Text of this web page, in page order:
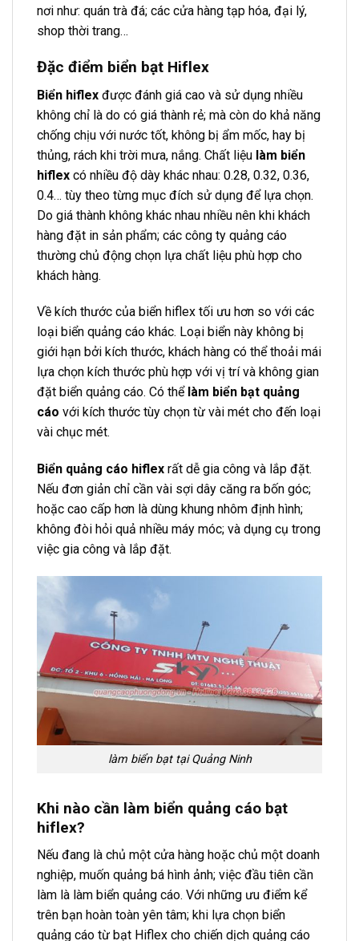
nơi như: quán trà đá; các cửa hàng tạp hóa, đại lý,
shop thời trang…
Đặc điểm biển bạt Hiflex
Biển hiflex được đánh giá cao và sử dụng nhiều
không chỉ là do có giá thành rẻ; mà còn do khả năng
chống chịu với nước tốt, không bị ẩm mốc, hay bị
thủng, rách khi trời mưa, nắng. Chất liệu làm biển
hiflex có nhiều độ dày khác nhau: 0.28, 0.32, 0.36,
0.4… tùy theo từng mục đích sử dụng để lựa chọn.
Do giá thành không khác nhau nhiều nên khi khách
hàng đặt in sản phẩm; các công ty quảng cáo
thường chủ động chọn lựa chất liệu phù hợp cho
khách hàng.
Về kích thước của biển hiflex tối ưu hơn so với các
loại biển quảng cáo khác. Loại biển này không bị
giới hạn bởi kích thước, khách hàng có thể thoải mái
lựa chọn kích thước phù hợp với vị trí và không gian
đặt biển quảng cáo. Có thể làm biển bạt quảng
cáo với kích thước tùy chọn từ vài mét cho đến loại
vài chục mét.
Biển quảng cáo hiflex rất dễ gia công và lắp đặt.
Nếu đơn giản chỉ cần vài sợi dây căng ra bốn góc;
hoặc cao cấp hơn là dùng khung nhôm định hình;
không đòi hỏi quả nhiều máy móc; và dụng cụ trong
việc gia công và lắp đặt.
làm biển bạt tại Quảng Ninh
Khi nào cần làm biển quảng cáo bạt
hiflex?
Nếu đang là chủ một cửa hàng hoặc chủ một doanh
nghiệp, muốn quảng bá hình ảnh; việc đầu tiên cần
làm là làm biển quảng cáo. Với những ưu điểm kể
trên bạn hoàn toàn yên tâm; khi lựa chọn biển
quảng cáo từ bạt Hiflex cho chiến dịch quảng cáo